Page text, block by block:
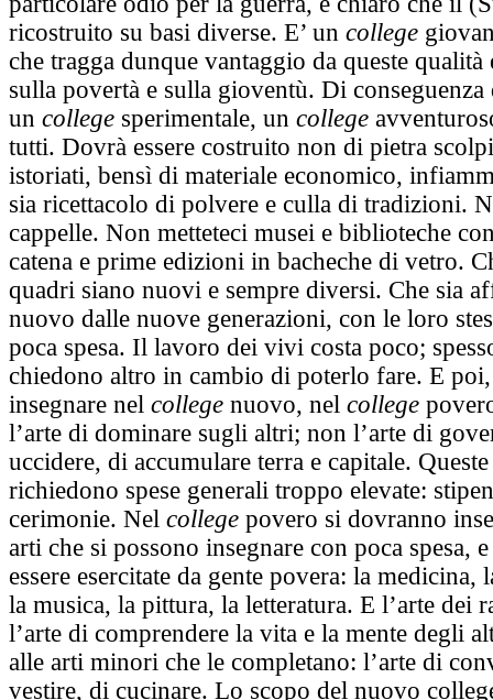
ricostruito su basi diverse. E’ un college
che tragga dunque vantaggio da queste qualità
sulla povertà e sulla gioventù. Di conseguenza
un college sperimentale, un college
tutti. Dovrà essere costruito non di pietra
istoriati, bensì di materiale economico,
sia ricettacolo di polvere e culla di tradizioni.
cappelle. Non metteteci musei e biblioteche
catena e prime edizioni in bacheche di vetro.
quadri siano nuovi e sempre diversi. Che sia
nuovo dalle nuove generazioni, con le loro
poca spesa. Il lavoro dei vivi costa poco;
chiedono altro in cambio di poterlo fare. E
insegnare nel college nuovo, nel college
l’arte di dominare sugli altri; non l’arte di
uccidere, di accumulare terra e capitale.
richiedono spese generali troppo elevate:
cerimonie. Nel college povero si dovranno
arti che si possono insegnare con poca spesa,
essere esercitate da gente povera: la medicina,
la musica, la pittura, la letteratura. E l’arte dei
l’arte di comprendere la vita e la mente degli
alle arti minori che le completano: l’arte di
vestire, di cucinare. Lo scopo del nuovo